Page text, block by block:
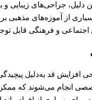
دلیل، جراحی‌های
از آموزه‌های مذهبی بر
و فرهنگی قابل
افزایش قد به‌دلیل
انجام می‌شوند که